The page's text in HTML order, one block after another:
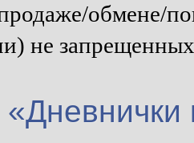
обмене/
не